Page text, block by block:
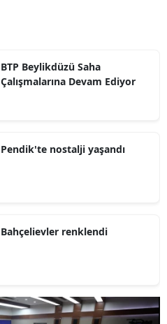
BTP Beylikdüzü Saha
Çalışmalarına Devam Ediyor
Pendik'te nostalji yaşandı
Bahçelievler renklendi